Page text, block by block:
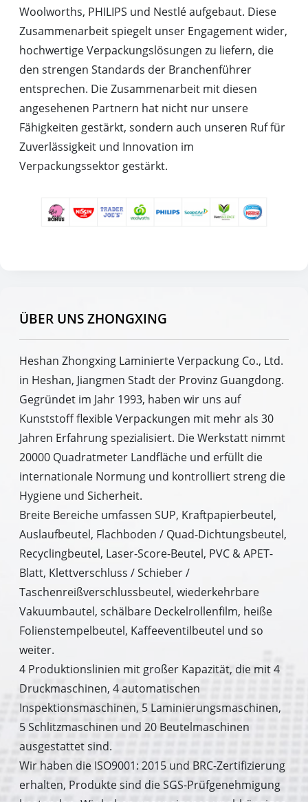
Woolworths, PHILIPS und Nestlé aufgebaut. Diese
Zusammenarbeit spiegelt unser Engagement wider,
hochwertige Verpackungslösungen zu liefern, die
den strengen Standards der Branchenführer
entsprechen. Die Zusammenarbeit mit diesen
angesehenen Partnern hat nicht nur unsere
Fähigkeiten gestärkt, sondern auch unseren Ruf für
Zuverlässigkeit und Innovation im
Verpackungssektor gestärkt.
ÜBER UNS ZHONGXING
Heshan Zhongxing Laminierte Verpackung Co., Ltd.
in Heshan, Jiangmen Stadt der Provinz Guangdong.
Gegründet im Jahr 1993, haben wir uns auf
Kunststoff flexible Verpackungen mit mehr als 30
Jahren Erfahrung spezialisiert. Die Werkstatt nimmt
20000 Quadratmeter Landfläche und erfüllt die
internationale Normung und kontrolliert streng die
Hygiene und Sicherheit.
Breite Bereiche umfassen SUP, Kraftpapierbeutel,
Auslaufbeutel, Flachboden / Quad-Dichtungsbeutel,
Recyclingbeutel, Laser-Score-Beutel, PVC & APET-
Blatt, Klettverschluss / Schieber /
Taschenreißverschlussbeutel, wiederkehrbare
Vakuumbautel, schälbare Deckelrollenfilm, heiße
Folienstempelbeutel, Kaffeeventilbeutel und so
weiter.
4 Produktionslinien mit großer Kapazität, die mit 4
Druckmaschinen, 4 automatischen
Inspektionsmaschinen, 5 Laminierungsmaschinen,
5 Schlitzmaschinen und 20 Beutelmaschinen
ausgestattet sind.
Wir haben die ISO9001: 2015 und BRC-Zertifizierung
erhalten, Produkte sind die SGS-Prüfgenehmigung